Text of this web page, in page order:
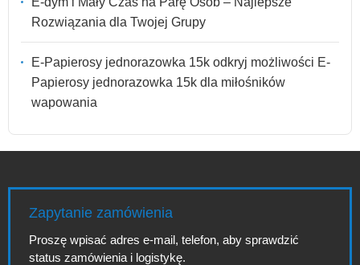
Rozwiązania dla Twojej Grupy
E-Papierosy jednorazowka 15k odkryj możliwości E-
Papierosy jednorazowka 15k dla miłośników
wapowania
Zapytanie zamówienia
Proszę wpisać adres e-mail, telefon, aby sprawdzić
status zamówienia i logistykę.